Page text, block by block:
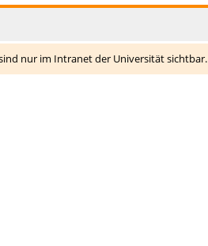
nur im Intranet der Universität sichtbar.